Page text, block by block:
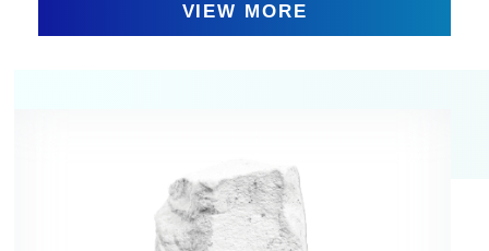
VIEW MORE